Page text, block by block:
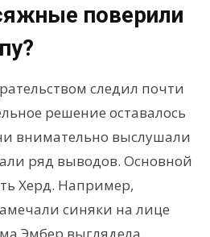
поверили
следил почти
решение оставалось
внимательно выслушали
ряд выводов. Основной
Херд. Например,
синяки на лице